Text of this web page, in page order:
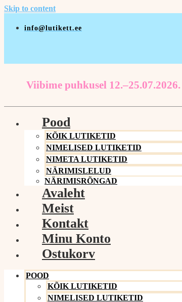
Skip to content
info@lutikett.ee
Viibime puhkusel
Pood
KÕIK LUTIKETID
NIMELISED LUTIKETID
NIMETA LUTIKETID
NÄRIMISLELUD
NÄRIMISRÕNGAD
Avaleht
Meist
Kontakt
Minu Konto
Ostukorv
POOD
KÕIK LUTIKETID
NIMELISED LUTIKETID